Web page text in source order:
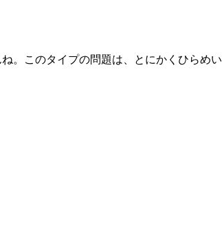
このタイプの問題は、とにかくひらめ